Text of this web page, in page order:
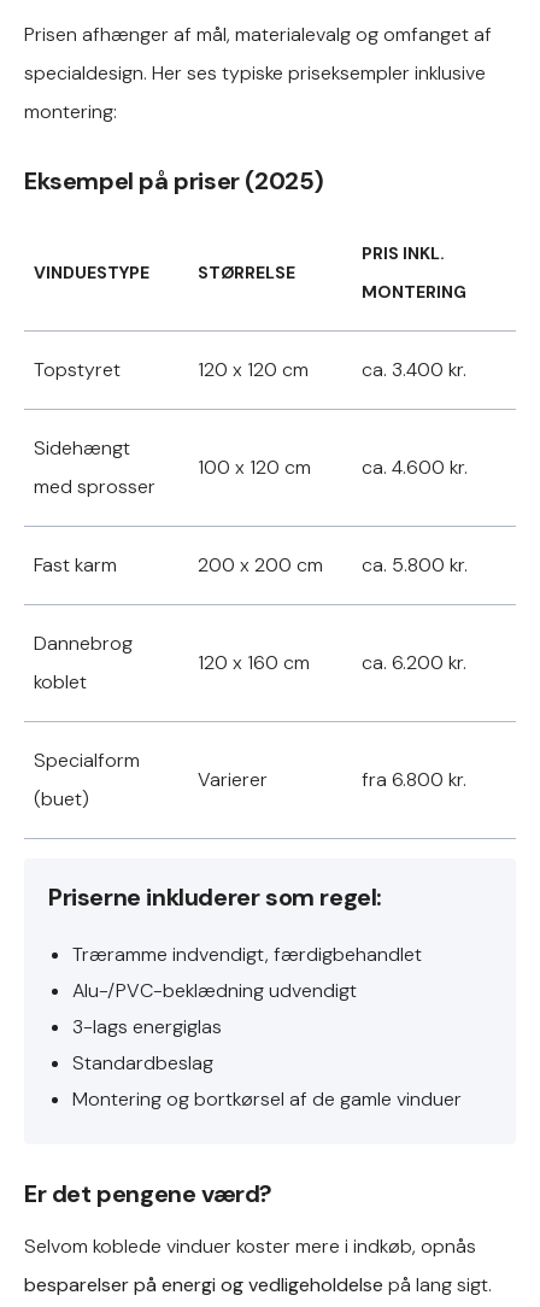
Prisen afhænger af mål, materialevalg og omfanget af
specialdesign. Her ses typiske priseksempler inklusive
montering:
Eksempel på priser (2025)
VINDUESTYPE STØRRELSE
PRIS INKL.
MONTERING
Topstyret 120 x 120 cm ca. 3.400 kr.
Sidehængt
med sprosser
100 x 120 cm ca. 4.600 kr.
Fast karm 200 x 200 cm ca. 5.800 kr.
Dannebrog
koblet
120 x 160 cm ca. 6.200 kr.
Specialform
(buet)
Varierer fra 6.800 kr.
Priserne inkluderer som regel:
Træramme indvendigt, færdigbehandlet
Alu-/PVC-beklædning udvendigt
3-lags energiglas
Standardbeslag
Montering og bortkørsel af de gamle vinduer
Er det pengene værd?
Selvom koblede vinduer koster mere i indkøb, opnås
besparelser på energi og vedligeholdelse på lang sigt.